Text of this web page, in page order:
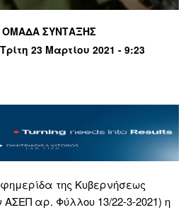
ΟΜΑΔΑ ΣΥΝΤΑΞΗΣ
Τρίτη 23 Μαρτίου 2021 - 9:23
της Κυβερνήσεως
ΑΣΕΠ αρ. Φύλλου 13/22-3-2021) η